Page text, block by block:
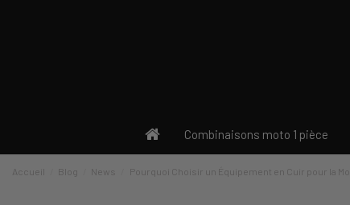
Combinaisons moto 1 pièce
Accueil Blog News Pourquoi Choisir un Équipement en Cuir pour la